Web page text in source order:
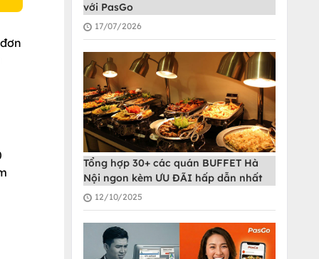
với PasGo
17/07/2026
Tổng hợp 30+ các quán BUFFET Hà
Nội ngon kèm ƯU ĐÃI hấp dẫn nhất
12/10/2025